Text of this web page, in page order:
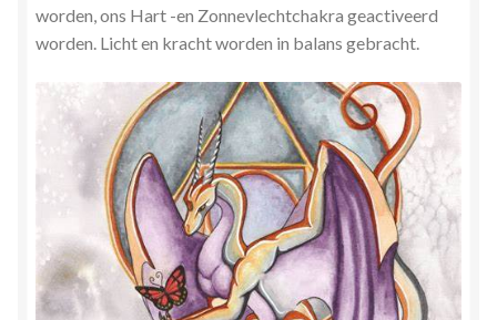
worden, ons Hart -en Zonnevlechtchakra geactiveerd
worden. Licht en kracht worden in balans gebracht.